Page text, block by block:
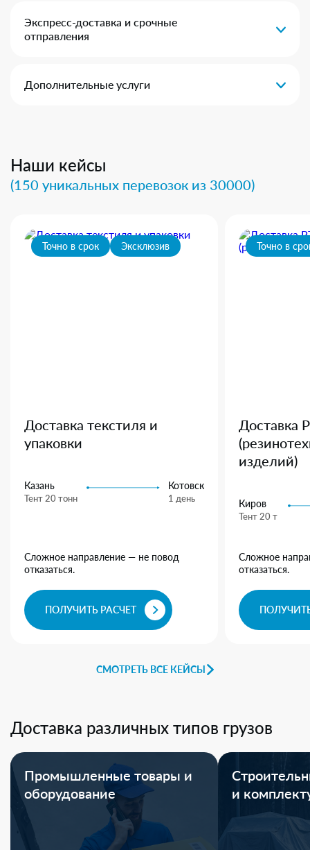
Экспресс-доставка и срочные
отправления
Дополнительные услуги
Наши кейсы
(150 уникальных перевозок из 30000)
СМОТРЕТЬ ВСЕ КЕЙСЫ
Точно в срок Эксклюзив
Доставка текстиля и
упаковки
Казань
Тент 20 тонн
Котовск
1 день
Сложное направление — не повод
отказаться.
ПОЛУЧИТЬ РАСЧЕТ
Точно в
Доставка
изделий)
Киров
Тент 20 т
Сложное
отказаться.
Доставка различных типов грузов
Промышленные товары и
оборудование
и